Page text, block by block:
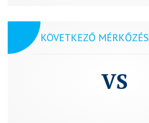
KÖVETKEZŐ MÉRKŐZÉS
VS